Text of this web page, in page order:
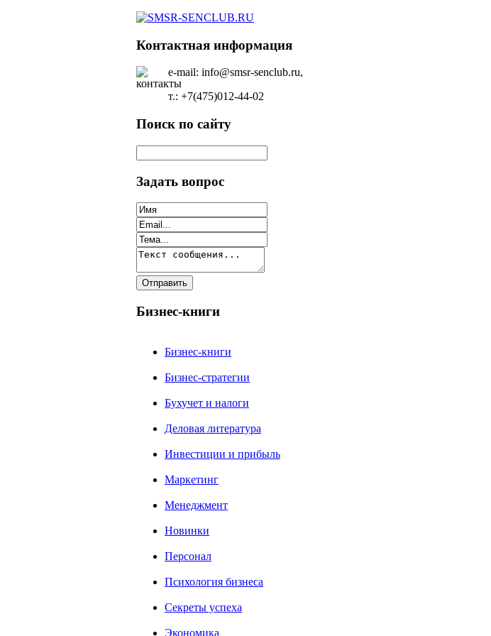
Контактная информация
e-mail: info@smsr-senclub.ru,
т.: +7(475)012-44-02
Поиск по сайту
Задать вопрос
Бизнес-книги
Бизнес-книги
Бизнес-стратегии
Бухучет и налоги
Деловая литература
Инвестиции и прибыль
Маркетинг
Менеджмент
Новинки
Персонал
Психология бизнеса
Секреты успеха
Экономика